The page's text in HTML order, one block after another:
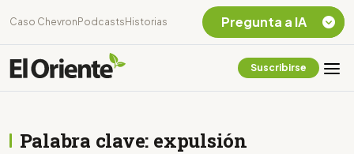
Caso Chevron Podcasts Historias
Suscribirse
Palabra clave: expulsión
Pregunta a IA
Listar destinos